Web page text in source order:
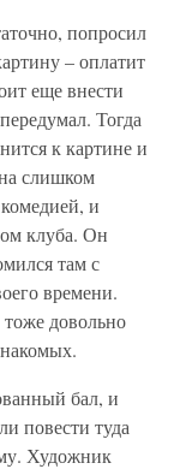
попросил
– оплатит
еще внести
Тогда
к картине и
слишком
и
клуба. Он
там с
времени.
довольно
бал, и
повести туда
Художник